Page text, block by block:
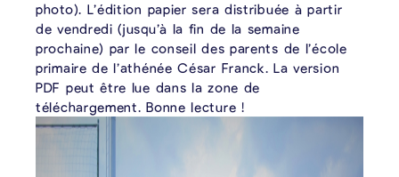
photo). L’édition papier sera distribuée à partir
de vendredi (jusqu’à la fin de la semaine
prochaine) par le conseil des parents de l’école
primaire de l’athénée César Franck. La version
PDF peut être lue dans la zone de
téléchargement. Bonne lecture !